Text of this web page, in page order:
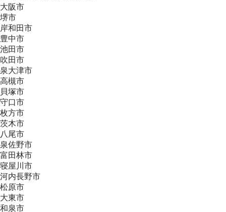
大阪市
堺市
岸和田市
豊中市
池田市
吹田市
泉大津市
高槻市
貝塚市
守口市
枚方市
茨木市
八尾市
泉佐野市
富田林市
寝屋川市
河内長野市
松原市
大東市
和泉市